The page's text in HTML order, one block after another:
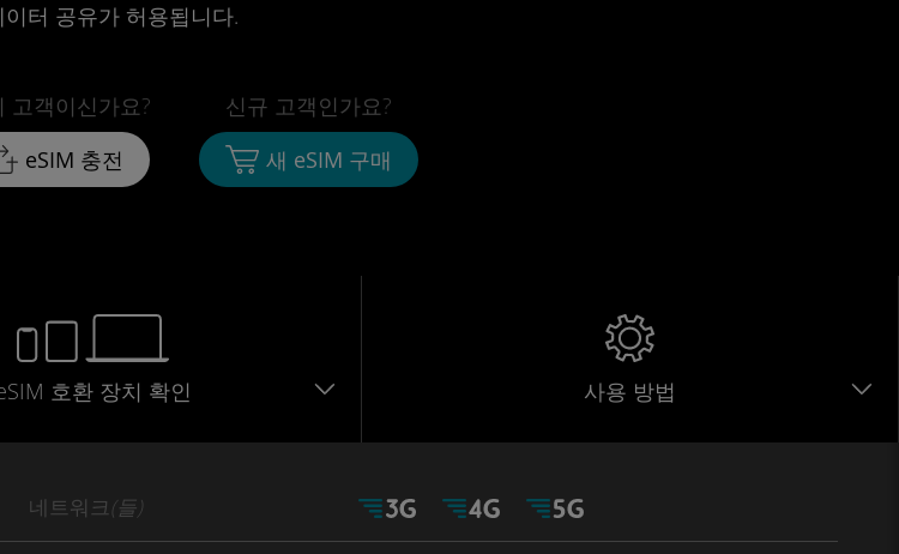
이터 공유가 허용됩니다.
고객이신가요?
eSIM 충전
신규 고객인가요?
새 eSIM 구매
호환 장치 확인 사용 방법
네트워크(들)